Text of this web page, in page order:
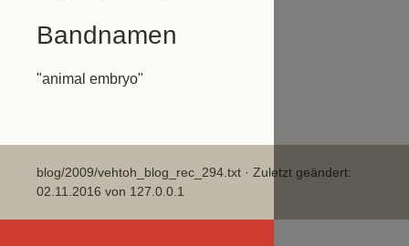
Bandnamen
"animal embryo"
blog/2009/vehtoh_blog_rec_294.txt · Zuletzt geändert:
02.11.2016 von 127.0.0.1